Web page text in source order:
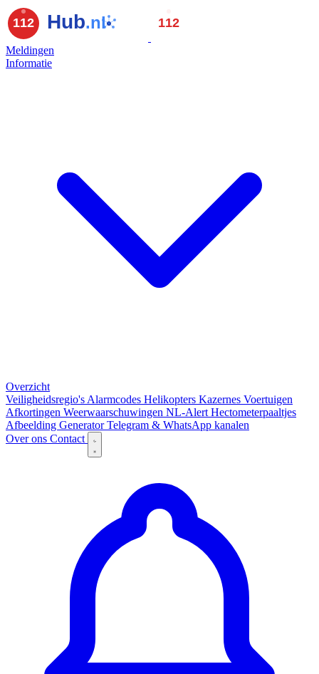
Meldingen
Informatie
Overzicht
Veiligheidsregio's Alarmcodes Helikopters Kazernes Voertuigen
Afkortingen Weerwaarschuwingen NL-Alert Hectometerpaaltjes
Afbeelding GeneratorTelegram & WhatsApp kanalen
Over ons Contact